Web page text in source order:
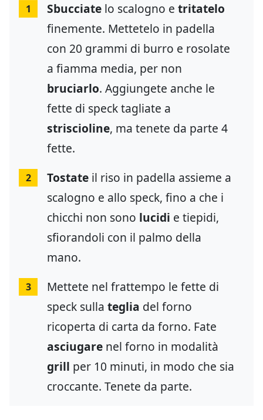
1 Sbucciate lo scalogno e tritatelo
finemente. Mettetelo in padella
con 20 grammi di burro e rosolate
a fiamma media, per non
bruciarlo. Aggiungete anche le
fette di speck tagliate a
striscioline, ma tenete da parte 4
fette.
2 Tostate il riso in padella assieme a
scalogno e allo speck, fino a che i
chicchi non sono lucidi e tiepidi,
sfiorandoli con il palmo della
mano.
3
Mettete nel frattempo le fette di
speck sulla teglia del forno
ricoperta di carta da forno. Fate
asciugare nel forno in modalità
grill per 10 minuti, in modo che sia
croccante. Tenete da parte.